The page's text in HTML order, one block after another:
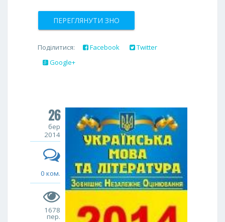
ПЕРЕГЛЯНУТИ ЗНО
Поділитися: Facebook
Twitter
Google+
26
бер
2014
0 ком.
1678
пер.